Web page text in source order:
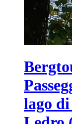
lago